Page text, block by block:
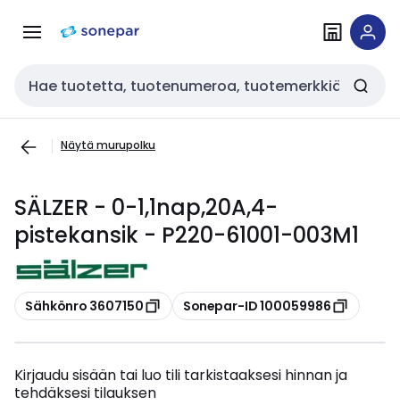
navigointiinsisältöön
Haku
Näytä murupolku
SÄLZER - 0-1,1nap,20A,4-
pistekansik - P220-61001-003M1
Kopioi
Sähkönro 3607150 Kopioi
Sonepar-ID 100059986
Kirjaudu sisään tai luo tili tarkistaaksesi hinnan ja
tehdäksesi tilauksen